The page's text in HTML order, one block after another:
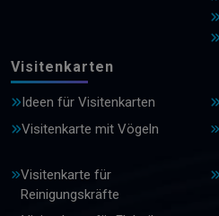
Visitenkarten
Ideen für Visitenkarten
Visitenkarte mit Vögeln
Visitenkarte für
Reinigungskräfte